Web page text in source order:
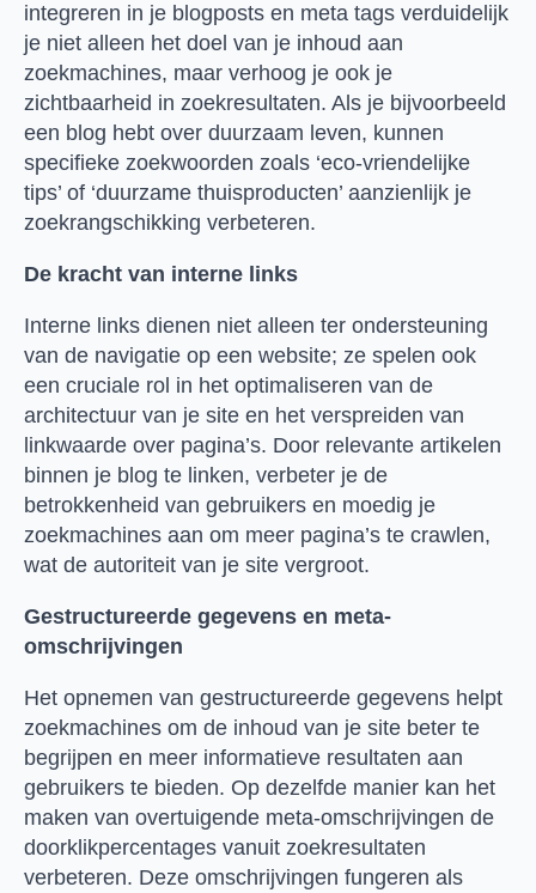
integreren in je blogposts en meta tags verduidelijk
je niet alleen het doel van je inhoud aan
zoekmachines, maar verhoog je ook je
zichtbaarheid in zoekresultaten. Als je bijvoorbeeld
een blog hebt over duurzaam leven, kunnen
specifieke zoekwoorden zoals ‘eco-vriendelijke
tips’ of ‘duurzame thuisproducten’ aanzienlijk je
zoekrangschikking verbeteren.
De kracht van interne links
Interne links dienen niet alleen ter ondersteuning
van de navigatie op een website; ze spelen ook
een cruciale rol in het optimaliseren van de
architectuur van je site en het verspreiden van
linkwaarde over pagina’s. Door relevante artikelen
binnen je blog te linken, verbeter je de
betrokkenheid van gebruikers en moedig je
zoekmachines aan om meer pagina’s te crawlen,
wat de autoriteit van je site vergroot.
Gestructureerde gegevens en meta-
omschrijvingen
Het opnemen van gestructureerde gegevens helpt
zoekmachines om de inhoud van je site beter te
begrijpen en meer informatieve resultaten aan
gebruikers te bieden. Op dezelfde manier kan het
maken van overtuigende meta-omschrijvingen de
doorklikpercentages vanuit zoekresultaten
verbeteren. Deze omschrijvingen fungeren als